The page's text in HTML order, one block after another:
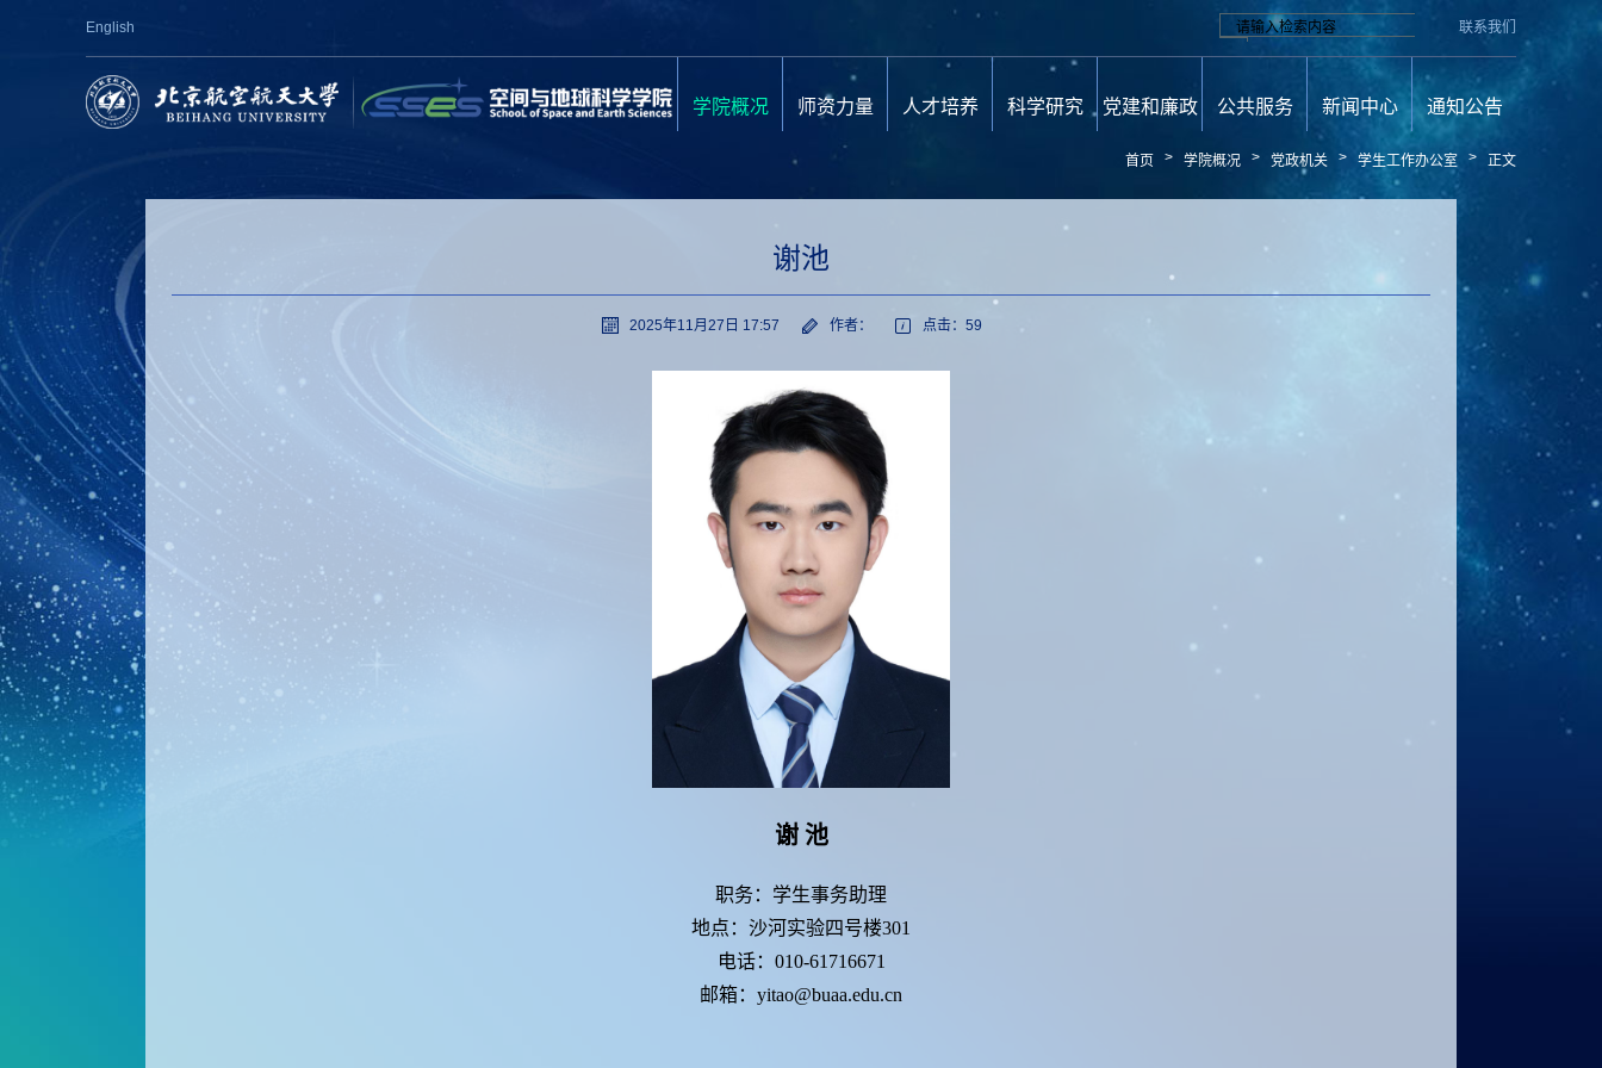
English 联系我们
学院概况 师资力量 人才培养 科学研究 党建和廉政 公共服务 新闻中心 通知公告
首页 > 学院概况 > 党政机关 > 学生工作办公室 > 正文
谢池
2025年11月27日 17:57 作者： 点击： 59
谢 池
职务：学生事务助理
地点：沙河实验四号楼301
电话：010-61716671
邮箱：yitao@buaa.edu.cn